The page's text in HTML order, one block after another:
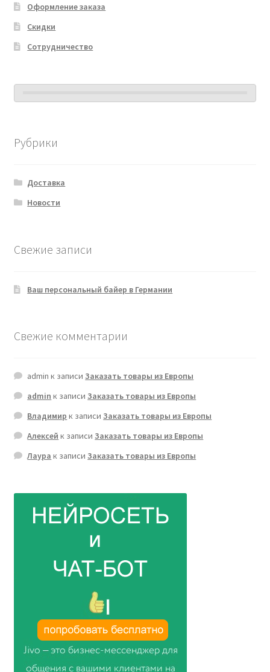
Оформление заказа
Скидки
Сотрудничество
Рубрики
Доставка
Новости
Свежие записи
Ваш персональный байер в Германии
Свежие комментарии
admin к записиЗаказать товары из Европы
admin к записиЗаказать товары из Европы
Владимир к записиЗаказать товары из Европы
Алексей к записиЗаказать товары из Европы
Лаура к записиЗаказать товары из Европы